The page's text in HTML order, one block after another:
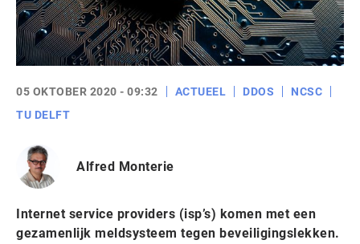
05 OKTOBER 2020 - 09:32 ACTUEEL DDOS
NCSC
TU DELFT
Alfred Monterie
Internet service providers (isp’s) komen met een
gezamenlijk meldsysteem tegen beveiligingslekken.